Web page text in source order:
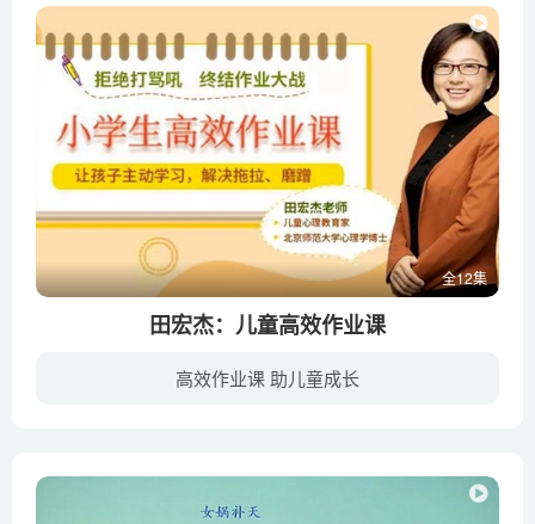
全12集
田宏杰：儿童高效作业课
高效作业课 助儿童成长